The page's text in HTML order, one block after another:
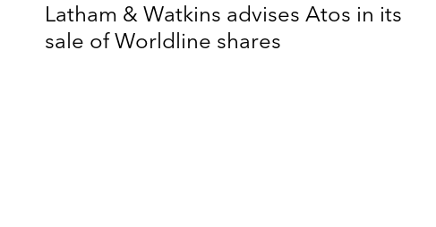
Latham & Watkins advises Atos in its
sale of Worldline shares